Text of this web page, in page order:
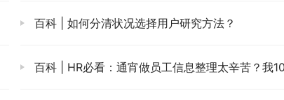
百科 | 如何分清状况选择用户研究方法？
百科 | HR必看：通宵做员工信息整理太辛苦？我10分钟搞定！